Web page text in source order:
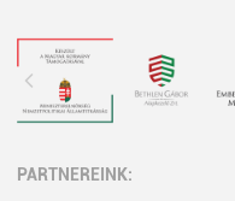
PARTNEREINK: